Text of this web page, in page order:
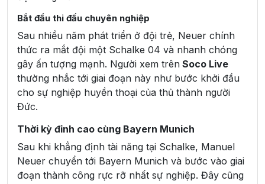
Bắt đầu thi đấu chuyên nghiệp
Sau nhiều năm phát triển ở đội trẻ, Neuer chính
thức ra mắt đội một Schalke 04 và nhanh chóng
gây ấn tượng mạnh. Người xem trên Soco Live
thường nhắc tới giai đoạn này như bước khởi đầu
cho sự nghiệp huyền thoại của thủ thành người
Đức.
Thời kỳ đỉnh cao cùng Bayern Munich
Sau khi khẳng định tài năng tại Schalke, Manuel
Neuer chuyển tới Bayern Munich và bước vào giai
đoạn thành công rực rỡ nhất sự nghiệp. Đây cũng